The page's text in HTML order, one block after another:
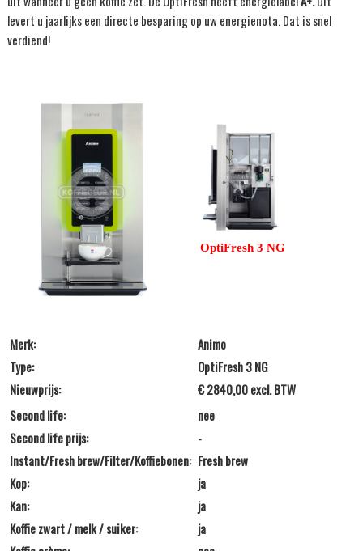
levert u jaarlijks een directe besparing op uw energienota. Dat is snel
verdiend!
OptiFresh 3 NG
Merk:
Animo
Type:
OptiFresh 3 NG
Nieuwprijs:
€ 2840,00 excl. BTW
Second life:
nee
Second life prijs:
-
Instant/Fresh brew/Filter/Koffiebonen: Fresh brew
Kop:
ja
Kan:
ja
Koffie zwart / melk / suiker:
ja